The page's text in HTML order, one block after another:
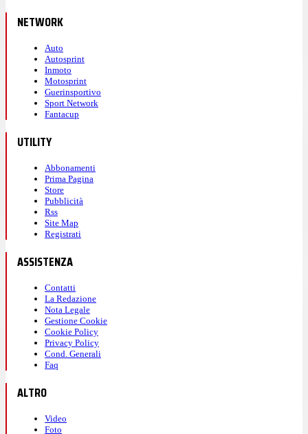
NETWORK
Auto
Autosprint
Inmoto
Motosprint
Guerinsportivo
Sport Network
Fantacup
UTILITY
Abbonamenti
Prima Pagina
Store
Pubblicità
Rss
Site Map
Registrati
ASSISTENZA
Contatti
La Redazione
Nota Legale
Gestione Cookie
Cookie Policy
Privacy Policy
Cond. Generali
Faq
ALTRO
Video
Foto